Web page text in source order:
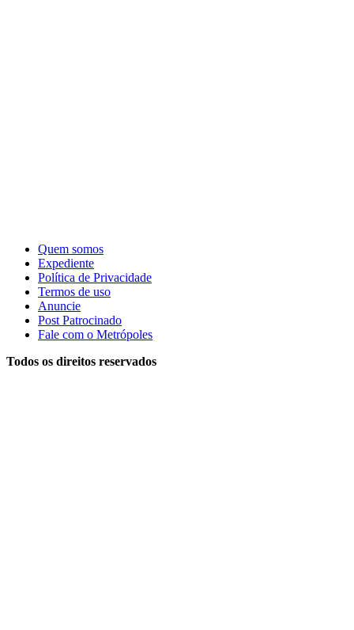
Quem somos
Expediente
Política de Privacidade
Termos de uso
Anuncie
Post Patrocinado
Fale com o Metrópoles
Todos os direitos reservados